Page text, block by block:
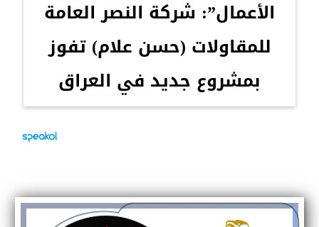
الأعمال”: شركة النصر العامة
للمقاولات (حسن علام) تفوز
بمشروع جديد في العراق